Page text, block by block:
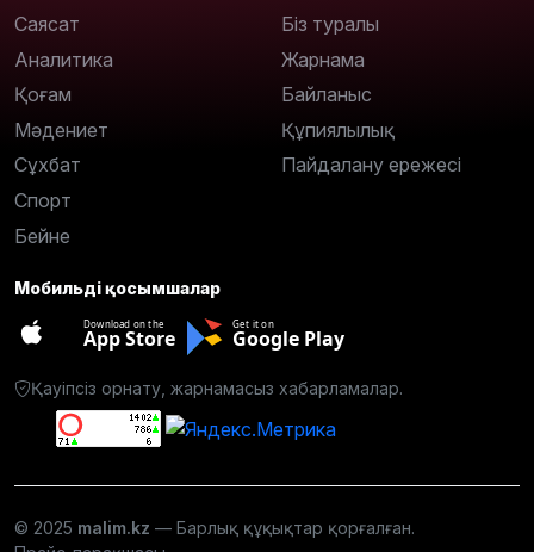
Саясат
Аналитика
Қоғам
Мәдениет
Сұхбат
Спорт
Бейне
Біз туралы
Жарнама
Байланыс
Құпиялылық
Пайдалану ережесі
Мобильді қосымшалар
Download on the
App Store
Get it on
Google Play
Қауіпсіз орнату, жарнамасыз хабарламалар.
© 2025 malim.kz — Барлық құқықтар қорғалған.